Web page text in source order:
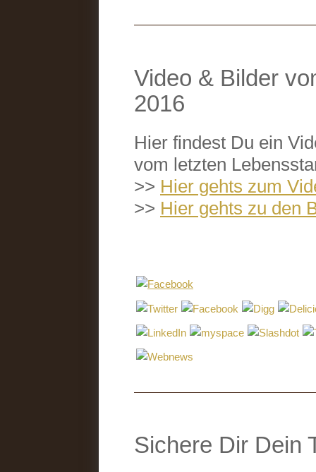
Video & Bilder
2016
Hier findest Du ein
vom letzten
>> Hier gehts zum
>> Hier gehts zu den
Sichere Dir Dein